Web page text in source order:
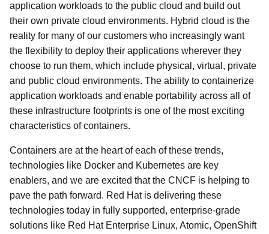
application workloads to the public cloud and build out
their own private cloud environments. Hybrid cloud is the
reality for many of our customers who increasingly want
the flexibility to deploy their applications wherever they
choose to run them, which include physical, virtual, private
and public cloud environments. The ability to containerize
application workloads and enable portability across all of
these infrastructure footprints is one of the most exciting
characteristics of containers.
Containers are at the heart of each of these trends,
technologies like Docker and Kubernetes are key
enablers, and we are excited that the CNCF is helping to
pave the path forward. Red Hat is delivering these
technologies today in fully supported, enterprise-grade
solutions like Red Hat Enterprise Linux, Atomic, OpenShift